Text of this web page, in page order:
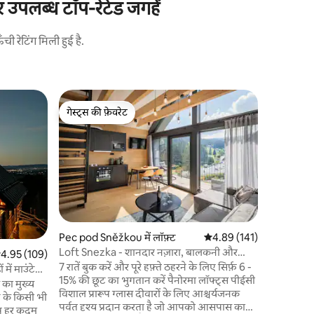
उपलब्ध टॉप-रेटेड जगहें
रेटिंग मिली हुई है.
रेटिंग 5 में से 4.95, 109 समीक्षाएँ
4.95 (109)
में माउंटेन
का मुख्य
किसी भी
हर कदम
गेस्ट्स की फ़ेवरेट
गेस्ट्स की फ़ेवरेट
Pec pod Sněžkou में लॉफ़्ट औसत रेटिंग 5 में से 4.89,
4.89 (141)
Loft Snezka - शानदार नज़ारा, बालकनी और
पार्किंग
7 रातें बुक करें और पूरे हफ़्ते ठहरने के लिए सिर्फ़ 6 -
15% की छूट का भुगतान करें पैनोरमा लॉफ्ट्स पीईसी
विशाल प्रारूप ग्लास दीवारों के लिए आश्चर्यजनक
पर्वत दृश्य प्रदान करता है जो आपको आसपास का